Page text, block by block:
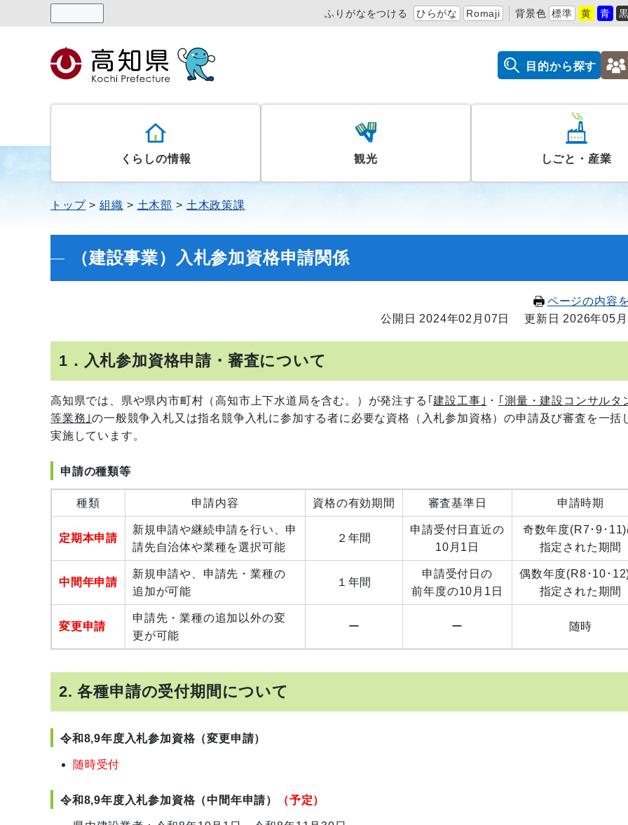
ふりがなをつける ひらがな Romaji 背景色 標準 黄 青 黒
目的から探す
くらしの情報 観光 しごと・産業
トップ 組織 土木部 土木政策課
（建設事業）入札参加資格申請関係
ページの内容
公開日 2024年02月07日
更新日 2026年05月
1．入札参加資格申請・審査について
高知県では、県や県内市町村（高知市上下水道局を含む。）が発注する｢建設工事｣ ・ ｢測量・建設コンサルタ
等業務｣の一般競争入札又は指名競争入札に参加する者に必要な資格（入札参加資格）の申請及び審査を一括
実施しています。
申請の種類等
種類 申請内容 資格の有効期間 審査基準日 申請時期
定期本申請
新規申請や継続申請を行い、申
請先自治体や業種を選択可能
２年間
申請受付日直近の
10月1日
奇数年度(R7･9･11)
指定された期間
中間年申請
新規申請や、申請先・業種の
追加が可能
１年間
申請受付日の
前年度の10月1日
偶数年度(R8･10･
指定された期間
変更申請
申請先・業種の追加以外の変
更が可能
ー ー 随時
2. 各種申請の受付期間について
令和8,9年度入札参加資格（変更申請）
随時受付
令和8,9年度入札参加資格（中間年申請） （予定）